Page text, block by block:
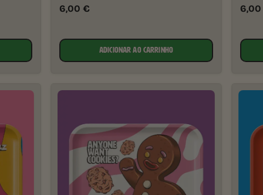
6,00 €
ADICIONAR AO CARRINHO
6,00